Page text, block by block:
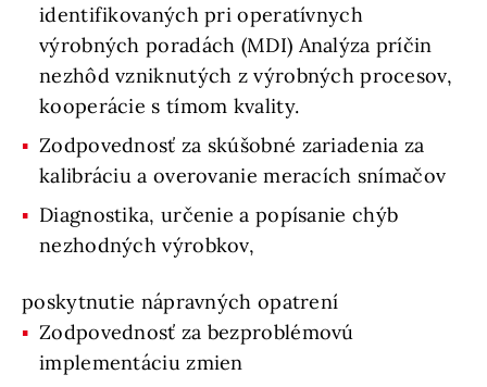
identifikovaných pri operatívnych
výrobných poradách (MDI) Analýza príčin
nezhôd vzniknutých z výrobných procesov,
kooperácie s tímom kvality.
Zodpovednosť za skúšobné zariadenia za
kalibráciu a overovanie meracích snímačov
Diagnostika, určenie a popísanie chýb
nezhodných výrobkov,
poskytnutie nápravných opatrení
Zodpovednosť za bezproblémovú
implementáciu zmien